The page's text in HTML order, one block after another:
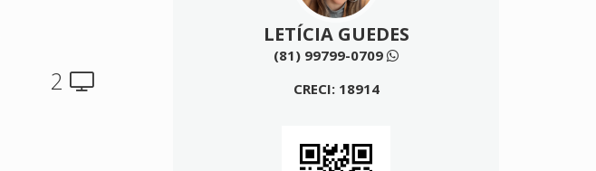
2
LETÍCIA GUEDES
(81) 99799-0709
CRECI: 18914